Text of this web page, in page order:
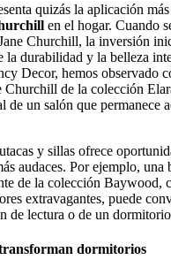
quizás la aplicación
en el hogar. Cuando
Churchill, la inversión
la durabilidad y la belleza
Decor, hemos observado
Churchill de la colección
de un salón que permanece
y sillas ofrece
audaces. Por ejemplo, una
de la colección Baywood,
extravagantes, puede
de lectura o de un
dormitorios